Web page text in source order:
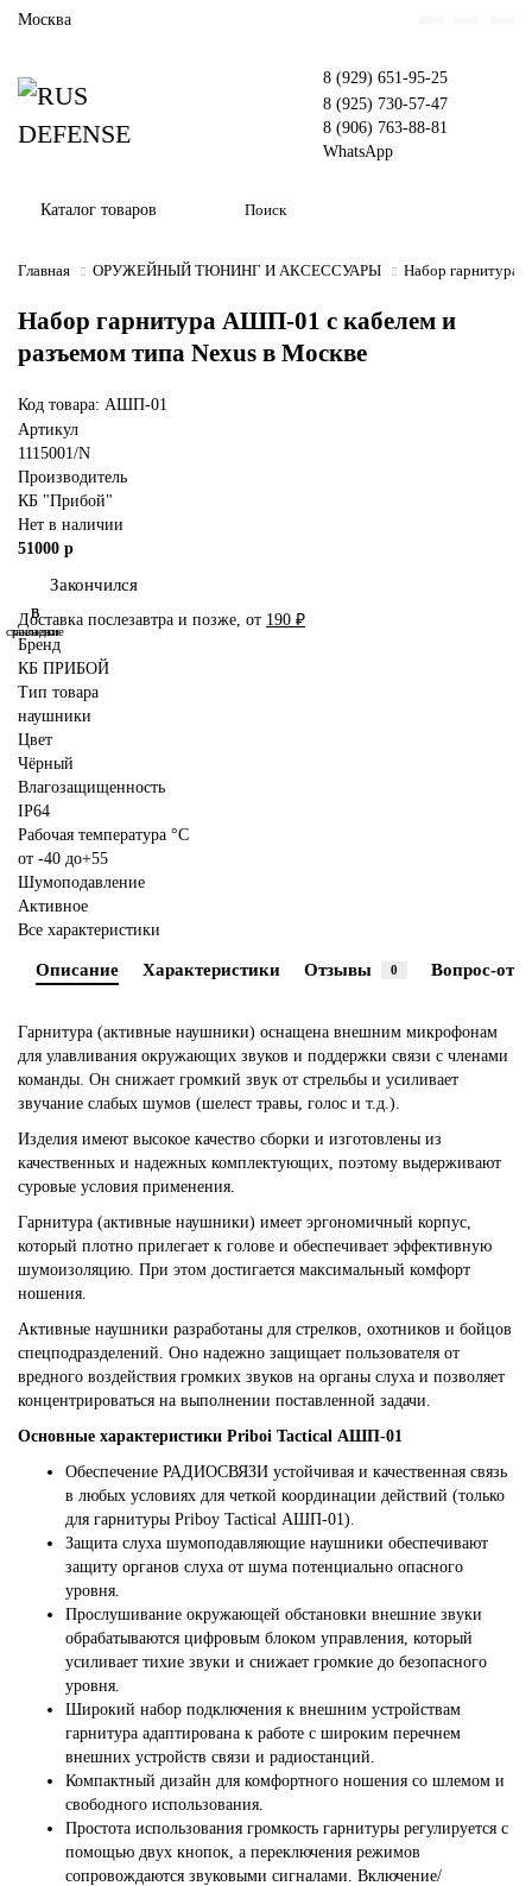
Москва
8 (929) 651-95-25
8 (925) 730-57-47
8 (906) 763-88-81
WhatsApp
Каталог товаров
Главная ОРУЖЕЙНЫЙ ТЮНИНГ И АКСЕССУАРЫ Набор гарнитура
Набор гарнитура АШП-01 с кабелем и
разъемом типа Nexus в Москве
Код товара: АШП-01
Артикул
1115001/N
Производитель
КБ "Прибой"
Нет в наличии
51000 р
Закончился
В
закладки
В
сравнение
Доставка послезавтра и позже, от 190 ₽
Бренд
КБ ПРИБОЙ
Тип товара
наушники
Цвет
Чёрный
Влагозащищенность
IP64
Рабочая температура °C
от -40 до+55
Шумоподавление
Активное
Все характеристики
Описание Характеристики Отзывы 0 Вопрос-
Гарнитура (активные наушники) оснащена внешним микрофонам
для улавливания окружающих звуков и поддержки связи с членами
команды. Он снижает громкий звук от стрельбы и усиливает
звучание слабых шумов (шелест травы, голос и т.д.).
Изделия имеют высокое качество сборки и изготовлены из
качественных и надежных комплектующих, поэтому выдерживают
суровые условия применения.
Гарнитура (активные наушники) имеет эргономичный корпус,
который плотно прилегает к голове и обеспечивает эффективную
шумоизоляцию. При этом достигается максимальный комфорт
ношения.
Активные наушники разработаны для стрелков, охотников и бойцов
спецподразделений. Оно надежно защищает пользователя от
вредного воздействия громких звуков на органы слуха и позволяет
концентрироваться на выполнении поставленной задачи.
Основные характеристики Priboi Tactical АШП-01
Обеспечение РАДИОСВЯЗИ устойчивая и качественная связь
в любых условиях для четкой координации действий (только
для гарнитуры Priboy Tactical АШП-01).
Защита слуха шумоподавляющие наушники обеспечивают
защиту органов слуха от шума потенциально опасного
уровня.
Прослушивание окружающей обстановки внешние звуки
обрабатываются цифровым блоком управления, который
усиливает тихие звуки и снижает громкие до безопасного
уровня.
Широкий набор подключения к внешним устройствам
гарнитура адаптирована к работе с широким перечнем
внешних устройств связи и радиостанций.
Компактный дизайн для комфортного ношения со шлемом и
свободного использования.
Простота использования громкость гарнитуры регулируется с
помощью двух кнопок, а переключения режимов
сопровождаются звуковыми сигналами. Включение/